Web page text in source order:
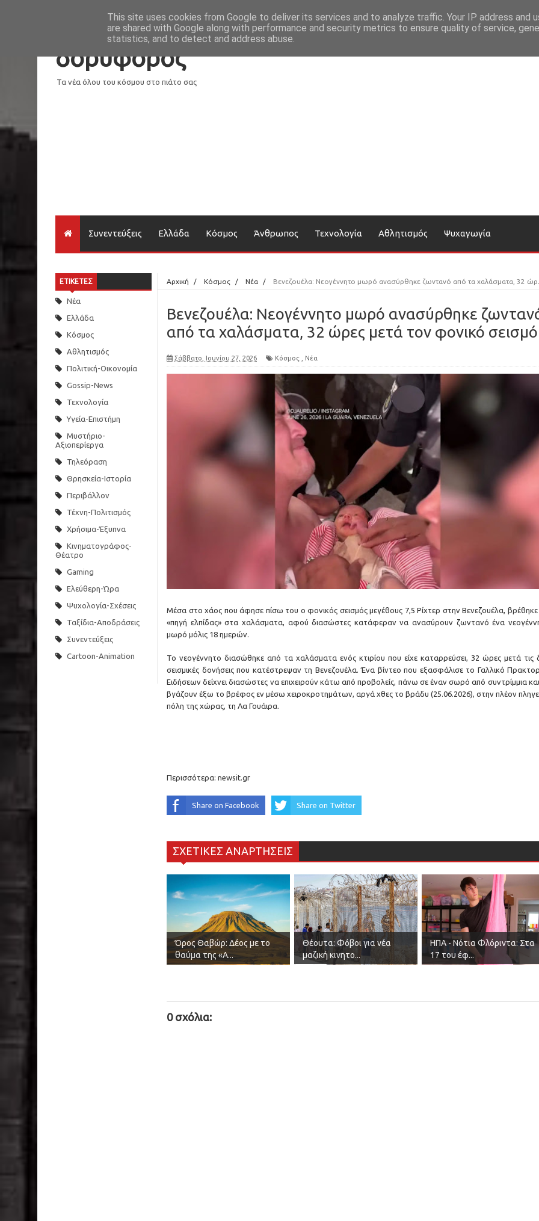
Loading...
δορυφόρος
Τα νέα όλου του κόσμου στο πιάτο σας
Συνεντεύξεις Ελλάδα Κόσμος Άνθρωπος Τεχνολογία Αθλητισμός Ψυχαγωγία
ΕΤΙΚΕΤΕΣ
Νέα
Ελλάδα
Κόσμος
Αθλητισμός
Πολιτική-Οικονομία
Gossip-News
Τεχνολογία
Υγεία-Επιστήμη
Μυστήριο-
Αξιοπερίεργα
Τηλεόραση
Θρησκεία-Ιστορία
Περιβάλλον
Τέχνη-Πολιτισμός
Χρήσιμα-Έξυπνα
Κινηματογράφος-
Θέατρο
Gaming
Ελεύθερη-Ώρα
Ψυχολογία-Σχέσεις
Ταξίδια-Αποδράσεις
Συνεντεύξεις
Cartoon-Animation
Αρχική / Κόσμος / Νέα / Βενεζουέλα: Νεογέννητο μωρό ανασύρθηκε ζωντανό από τα χαλάσματα, 32 ώρες μετά τον φονικό σεισμό
Βενεζουέλα: Νεογέννητο μωρό ανασύρθηκε
από τα χαλάσματα, 32 ώρες μετά τον φονικό σεισμό
Σάββατο, Ιουνίου 27, 2026 Κόσμος Νέα
Μέσα στο χάος που άφησε πίσω του ο φονικός σεισμός μεγέθους 7,5 Ρίχτερ στην Βενεζουέλα, βρέθηκε
«πηγή ελπίδας» στα χαλάσματα, αφού διασώστες κατάφεραν να ανασύρουν ζωντανό ένα
μωρό μόλις 18 ημερών.
Το νεογέννητο διασώθηκε από τα χαλάσματα ενός κτιρίου που είχε καταρρεύσει, 32 ώρες μετά τις
σεισμικές δονήσεις που κατέστρεψαν τη Βενεζουέλα. Ένα βίντεο που εξασφάλισε το Γαλλικό
Ειδήσεων δείχνει διασώστες να επιχειρούν κάτω από προβολείς, πάνω σε έναν σωρό από συντρίμμια
βγάζουν έξω το βρέφος εν μέσω χειροκροτημάτων, αργά χθες το βράδυ (25.06.2026), στην πλέον
πόλη της χώρας, τη Λα Γουάιρα.
Περισσότερα: newsit.gr
Share on Facebook Share on Twitter
ΣΧΕΤΙΚΕΣ ΑΝΑΡΤΗΣΕΙΣ
Όρος Θαβώρ: Δέος με το
θαύμα της «Α...
Θέουτα: Φόβοι για νέα
μαζική κινητο...
ΗΠΑ - Νότια Φλόριντα: Στα
17 του έφ...
0 σχόλια:
This site uses cookies from Google to deliver its services and to analyze traffic. Your IP address and
are shared with Google along with performance and security metrics to ensure quality of service,
statistics, and to detect and address abuse.